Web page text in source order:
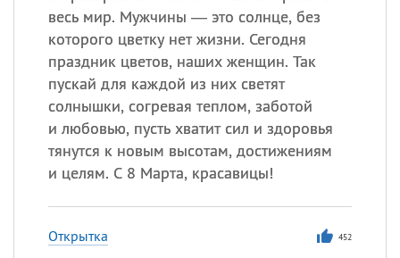
весь мир. Мужчины — это солнце, без
которого цветку нет жизни. Сегодня
праздник цветов, наших женщин. Так
пускай для каждой из них светят
солнышки, согревая теплом, заботой
и любовью, пусть хватит сил и здоровья
тянутся к новым высотам, достижениям
и целям. С 8 Марта, красавицы!
Открытка 452